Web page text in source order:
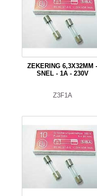
ZEKERING 6,3X32MM -
SNEL - 1A - 230V
Z3F1A